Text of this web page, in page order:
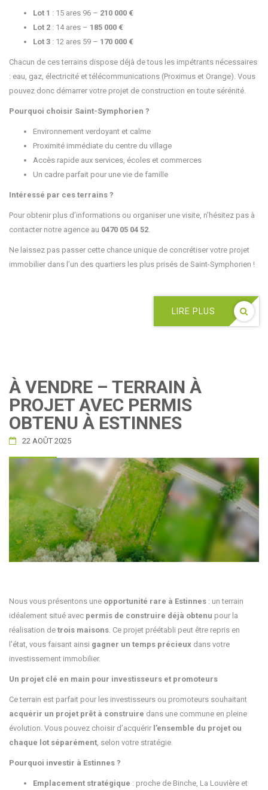
Lot 1 : 15 ares 96 – 210 000 €
Lot 2 : 14 ares – 185 000 €
Lot 3 : 12 ares 59 – 170 000 €
Chacun de ces terrains dispose déjà de tous les impétrants nécessaires
: eau, gaz, électricité et télécommunications (Proximus et Orange). Vous
pouvez donc démarrer votre projet de construction en toute sérénité.
Pourquoi choisir Saint-Symphorien ?
Environnement verdoyant et calme
Proximité immédiate du centre du village
Accès rapide aux services, écoles et commerces
Un cadre parfait pour une vie de famille
Intéressé par ces terrains ?
Pour obtenir plus d’informations ou organiser une visite, n’hésitez pas à
contacter notre agence au 0470 05 04 52.
Ne laissez pas passer cette chance unique de concrétiser votre projet
immobilier dans l’un des quartiers les plus prisés de Saint-Symphorien !
LIRE PLUS
À VENDRE – TERRAIN À
PROJET AVEC PERMIS
OBTENU À ESTINNES
22 AOÛT 2025
Nous vous présentons une opportunité rare à Estinnes : un terrain
idéalement situé avec permis de construire déjà obtenu pour la
réalisation de trois maisons. Ce projet préétabli peut être repris en
l’état, vous faisant ainsi gagner un temps précieux dans votre
investissement immobilier.
Un projet clé en main pour investisseurs et promoteurs
Ce terrain est parfait pour les investisseurs ou promoteurs souhaitant
acquérir un projet prêt à construire dans une commune en pleine
évolution. Vous pouvez choisir d’acquérir l’ensemble du projet ou
chaque lot séparément, selon votre stratégie.
Pourquoi investir à Estinnes ?
Emplacement stratégique : proche de Binche, La Louvière et